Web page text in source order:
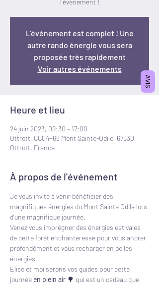
L'évènement est complet ! Une
autre rando énergie vous sera
proposée très rapidement
Voir autres événements
Heure et lieu
24 juin 2023, 09:30 – 17:00
Ottrott, CCQ4+68 Mont Sainte-Odile, 67530
Ottrott, France
À propos de l'événement
Je vous invite à venir bénéficier des
magnifiques énergies du Mont Sainte Odile lors
d'une magnifique journée.
Venez vous imprégner des énergies estivales
de cette forêt enchanteresse pour vous ancrer
profondément et vous recharger en belles
énergies.
Elise et moi serons vos guides pour cette
journée en plein air 🌳 qui est un cadeau que
AVIS